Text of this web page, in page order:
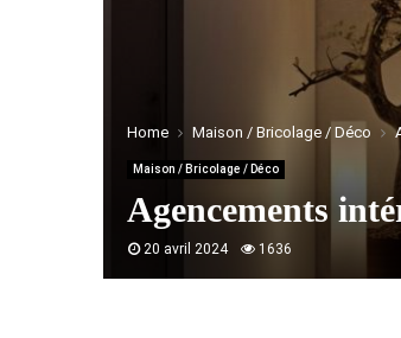
Home Maison / Bricolage / Déco
Maison / Bricolage / Déco
Agencements
20 avril 2024 1636